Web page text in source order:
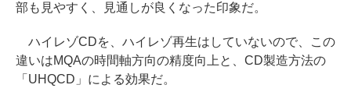
部も見やすく、見通しが良くなった印象だ。
ハイレゾCDを、ハイレゾ再生はしていないので、この
違いはMQAの時間軸方向の精度向上と、CD製造方法の
「UHQCD」による効果だ。